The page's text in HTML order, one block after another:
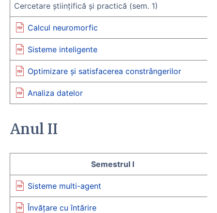
Cercetare științifică și practică (sem. 1)
Calcul neuromorfic
Sisteme inteligente
Optimizare și satisfacerea constrângerilor
Analiza datelor
Anul II
Semestrul I
Sisteme multi-agent
Învățare cu întărire